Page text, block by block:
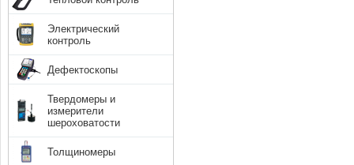
Электрический
контроль
Дефектоскопы
Твердомеры и
измерители
шероховатости
Толщиномеры